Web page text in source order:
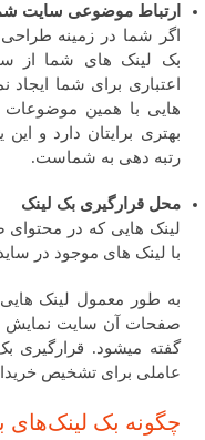
ارتباط موضوعی سایت
اگر شما در زمینه طراحی
بک لینک های شما از
اعتباری برای شما ایجاد
هایی با همین موضوعات
بهتری برایتان دارد و
رتبه دهی به شماست.
محل قرارگیری بک لینک
لینک هایی که در
با لینک های موجود در
به طور معمول لینک هایی
گفته میشود. قرارگیری
عاملی برای تشخیص
چگونه بک لینک‌های